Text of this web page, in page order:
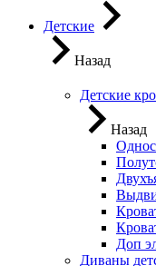
Детские
Назад
Детские
Назад
Доп
Диваны